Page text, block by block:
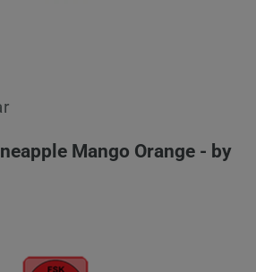
Mango Orange - by